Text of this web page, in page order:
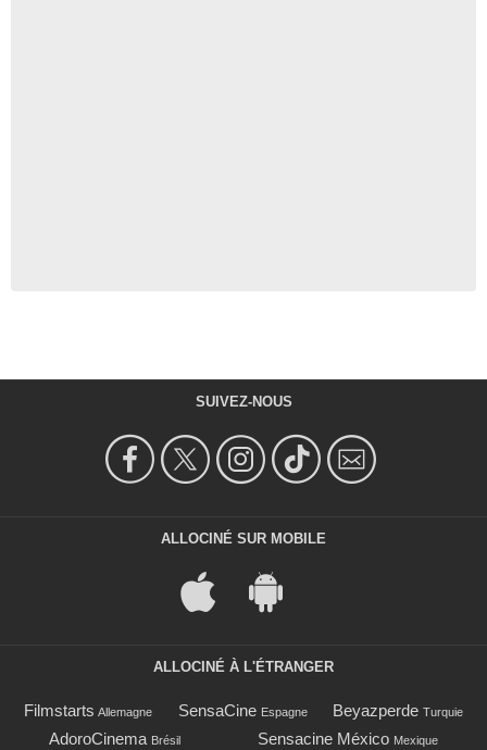
SUIVEZ-NOUS
ALLOCINÉ SUR MOBILE
ALLOCINÉ À L'ÉTRANGER
Filmstarts Allemagne SensaCine Espagne Beyazperde Turquie
AdoroCinema Brésil Sensacine México Mexique